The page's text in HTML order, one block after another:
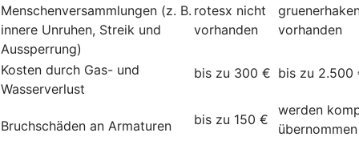
Menschenversammlungen (z. B.
innere Unruhen, Streik und
Aussperrung)
rotesx nicht
vorhanden
vorhanden
Kosten durch Gas- und
Wasserverlust
bis zu 300 € bis zu 2.500
Bruchschäden an Armaturen bis zu 150 €
werden
übernommen